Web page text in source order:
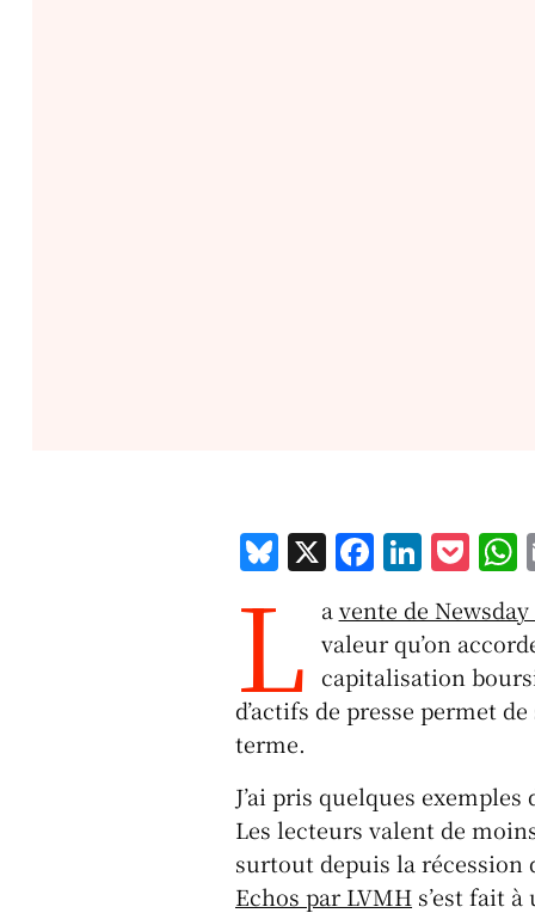
Bl
u
s
k
y
X F
a
c
e
b
o
k
Li
n
k
e
d
I
n
P
o
c
k
et
s
L a vente de
valeur qu’on
capitalisation
d’actifs de presse permet
terme.
J’ai pris quelques
Les lecteurs valent de
surtout depuis la récession
Echos par LVMH s’est fait